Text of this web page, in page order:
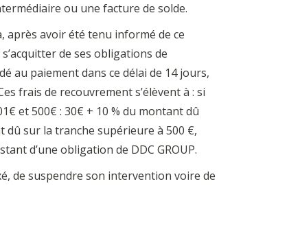
ou une facture de solde.
après avoir été tenu informé de ce
de ses obligations de
au paiement dans ce délai de 14 jours,
frais de recouvrement s’élèvent à : si
et 500€ : 30€ + 10 % du montant dû
dû sur la tranche supérieure à 500 €,
d’une obligation de DDC GROUP.
de suspendre son intervention voire de